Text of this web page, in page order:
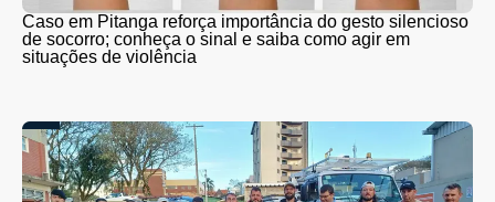
Caso em Pitanga reforça importância do gesto silencioso
de socorro; conheça o sinal e saiba como agir em
situações de violência